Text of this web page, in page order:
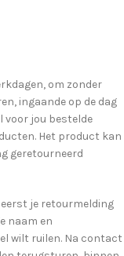
om zonder
ingaande op de dag
voor jou bestelde
Het product kan
geretourneerd
je retourmelding
naam en
wilt ruilen. Na contact